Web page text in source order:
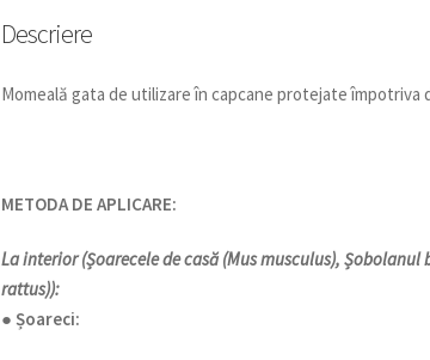
Descriere
Momeală gata de utilizare în capcane protejate împotriva
METODA DE APLICARE:
La interior (Șoarecele de casă (Mus musculus),
rattus)):
● Șoareci: